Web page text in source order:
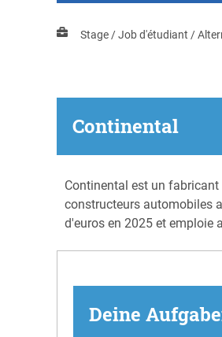
Stage / Job d'étudiant /
Continental
Continental est un
constructeurs automobiles
d'euros en 2025 et emploie
Deine